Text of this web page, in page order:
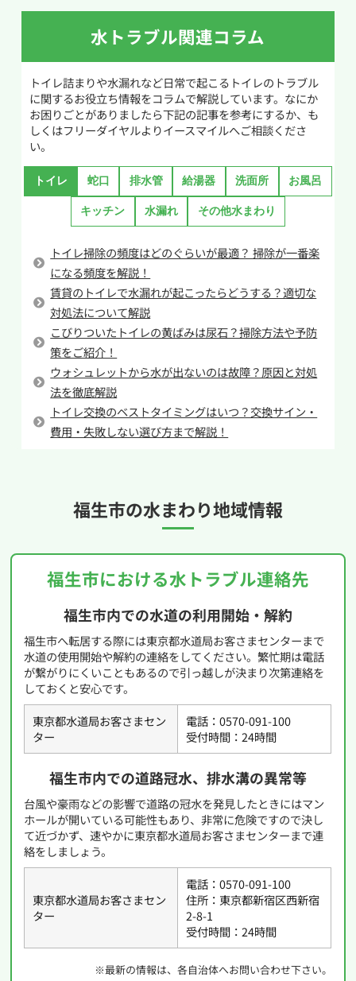
っくり差し込みます。詰まりに当たった感触があ
ったら、柄を回しながら少しずつ動かし、詰ま
りの原因をほぐしていきます。もしトイレットペ
ーパーが原因であれば、削りながら奥へ押し流
すことで解消できる場合があります。
作業しても改善しない場合や奥で詰まっている場
合は、無理をせず専門業者へ相談することをお
すすめします。
ですが一度に大量のトイレットペーパーを流す
のは詰まりの原因になるため注意してください。
回かに分けて流すなどの工夫をしてトイレを使う
ことでトイレつまりの予防になります。
二つ目の原因は流す際に使用する水量が少ない
ことです。通常大便器には大と小の二通りの流し
方があります。トイレットペーパーを使用するに
も関わらず節水のためなどの理由で小で流した
場合、トイレットペーパーを押し流すための水
量に及ばずに排水管でつまらせてしまう可能性
があります。確かに使用する水量は節約になりま
すがせいぜい1L~2Lの差なので約0.3円ほど。毎日
1回節約した場合でも10円にも満たないため節約
としての効果は薄いです。
しかし、トイレが詰まってしまえば修理には最低
でも8,000円近いお金がかかります。無理な節約
をしてトイレつまりを起こしてしまっては本末転
倒なので正しい水量で流すようにしましょう。
水トラブル関連コラム
トイレ詰まりや水漏れなど日常で起こるトイレのトラブル
に関するお役立ち情報をコラムで解説しています。なにか
お困りごとがありましたら下記の記事を参考にするか、も
しくはフリーダイヤルよりイースマイルへご相談くださ
い。
トイレ 蛇口 排水管 給湯器 洗面所 お風呂
キッチン 水漏れ その他水まわり
トイレ掃除の頻度はどのぐらいが最適？ 掃除が一番楽
になる頻度を解説！
賃貸のトイレで水漏れが起こったらどうする？適切な
対処法について解説
こびりついたトイレの黄ばみは尿石？掃除方法や予防
策をご紹介！
ウォシュレットから水が出ないのは故障？原因と対処
法を徹底解説
トイレ交換のベストタイミングはいつ？交換サイン・
費用・失敗しない選び方まで解説！
福生市の水まわり地域情報
福生市における水トラブル連絡先
福生市内での水道の利用開始・解約
福生市へ転居する際には東京都水道局お客さまセンターまで
水道の使用開始や解約の連絡をしてください。繁忙期は電話
が繋がりにくいこともあるので引っ越しが決まり次第連絡を
しておくと安心です。
東京都水道局お客さまセン
ター
電話：0570-091-100
受付時間：24時間
福生市内での道路冠水、排水溝の異常等
台風や豪雨などの影響で道路の冠水を発見したときにはマン
ホールが開いている可能性もあり、非常に危険ですので決し
て近づかず、速やかに東京都水道局お客さまセンターまで連
絡をしましょう。
東京都水道局お客さまセン
ター
電話：0570-091-100
住所：東京都新宿区西新宿
2-8-1
受付時間：24時間
※最新の情報は、各自治体へお問い合わせ下さい。